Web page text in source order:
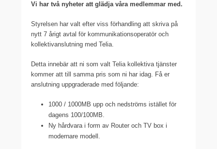
Vi har två nyheter att glädja våra medlemmar med.
Styrelsen har valt efter viss förhandling att skriva på
nytt 7 årigt avtal för kommunikationsoperatör och
kollektivanslutning med Telia.
Detta innebär att ni som valt Telia kollektiva tjänster
kommer att till samma pris som ni har idag. Få er
anslutning uppgraderade med följande:
1000 / 1000MB upp och nedströms istället för
dagens 100/100MB.
Ny hårdvara i form av Router och TV box i
modernare modell.